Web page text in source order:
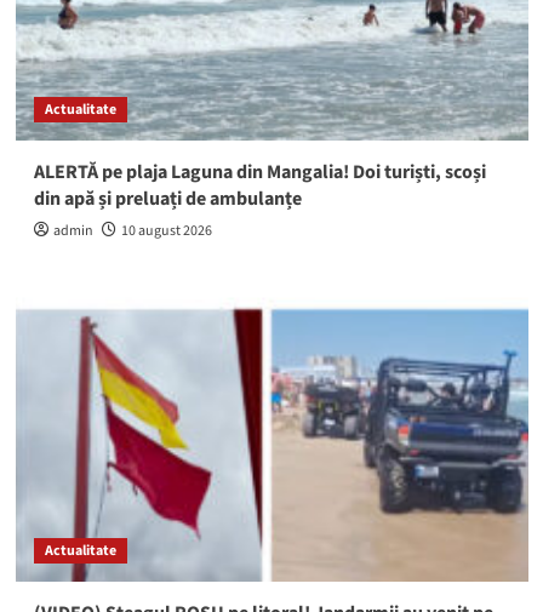
Actualitate
ALERTĂ pe plaja Laguna din Mangalia! Doi turiști, scoși
din apă și preluați de ambulanțe
admin 10 august 2026
Actualitate